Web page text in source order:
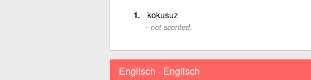
kokusuz
not scented.
Englisch - Englisch